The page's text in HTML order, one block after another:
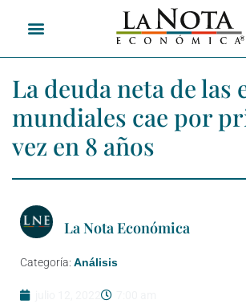
La deuda neta de las
mundiales cae por
vez en 8 años
La Nota Económica
Categoría: Análisis